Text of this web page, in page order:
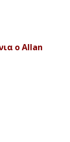
ο Allan